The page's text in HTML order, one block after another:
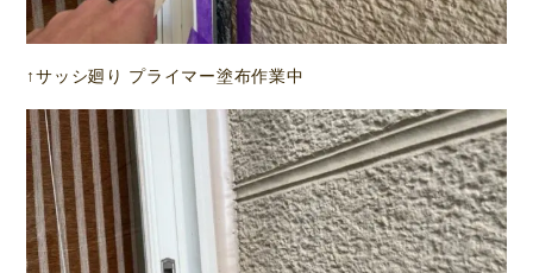
↑サッシ廻り プライマー塗布作業中